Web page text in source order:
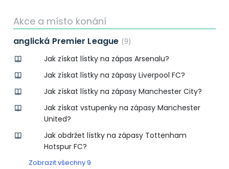
Akce a místo konání
anglická Premier League 9
Jak získat lístky na zápas Arsenalu?
Jak získat lístky na zápasy Liverpool FC?
Jak získat lístky na zápasy Manchester City?
Jak získat vstupenky na zápasy Manchester
United?
Jak obdržet lístky na zápasy Tottenham
Hotspur FC?
Zobrazit všechny 9